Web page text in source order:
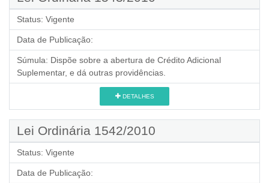
Status: Vigente
Data de Publicação:
Súmula: Dispõe sobre a abertura de Crédito Adicional
Suplementar, e dá outras providências.
DETALHES
Lei Ordinária 1542/2010
Status: Vigente
Data de Publicação: